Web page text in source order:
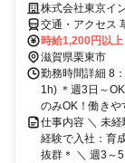
株式会社東京イ
交通・アクセス
時給1,200円以上
滋賀県栗東市
勤務時間詳細 8
1h) ＊週3日～
のみOK！働きや
仕事内容 ＼ 未
経験で入社：育
抜群＊ ＼ 週3～